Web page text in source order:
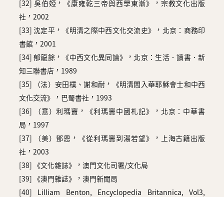
[32] 吳伯婭，《康雍乾三帝與西學東漸》，宗教文化出版
社，2002
[33] 沈定平，《明清之際中西文化交流史》，北京：商務印
書館，2001
[34] 郁龍餘，《中西文化異同論》，北京：生活．讀書．新
知三聯書店，1989
[35] （法）安田樸、謝和耐，《明清間入華耶穌會士和中西
文化交流》，巴蜀書社，1993
[36] （意）利瑪竇，《利瑪竇中國札記》，北京：中華書
局，1997
[37] （美）鄧恩，《從利瑪竇到湯若望》，上海古籍出版
社，2003
[38] 《文化雜誌》，澳門文化司署/文化局
[39] 《澳門雜誌》，澳門新聞局
[40] Lilliam Benton, Encyclopedia Britannica, Vol3,